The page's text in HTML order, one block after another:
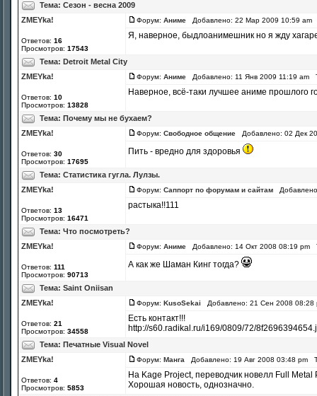
Тема: Сезон - весна 2009
ZMEYka!
Ответов: 16
Просмотров: 17543
Форум: Аниме Добавлено: 22 Мар 2009 10:59
Я, наверное, быдлоанимешник но я жду
Тема: Detroit Metal City
ZMEYka!
Ответов: 10
Просмотров: 13828
Форум: Аниме Добавлено: 11 Янв 2009 11:19 am
Наверное, всё-таки лучшее аниме прошлого
Тема: Почему мы не бухаем?
ZMEYka!
Ответов: 30
Просмотров: 17695
Форум: Свободное общение Добавлено: 02 Дек
Пить - вредно для здоровья
Тема: Статистика гугла. Лулзы.
ZMEYka!
Ответов: 13
Просмотров: 16471
Форум: Саппорт по форумам и сайтам
растыка!!111
Тема: Что посмотреть?
ZMEYka!
Ответов: 111
Просмотров: 90713
Форум: Аниме Добавлено: 14 Окт 2008 08:19 pm
А как же Шаман Кинг тогда?
Тема: Saint Oniisan
ZMEYka!
Ответов: 21
Просмотров: 34558
Форум: KusoSekai Добавлено: 21 Сен 2008
Есть контакт!!!
http://s60.radikal.ru/i169/0809/72/
Тема: Печатные Visual Novel
ZMEYka!
Ответов: 4
Просмотров: 5853
Форум: Манга Добавлено: 19 Авг 2008 03:48 pm
На Kage Project, переводчик новелл Full
Хорошая новость, однозначно.